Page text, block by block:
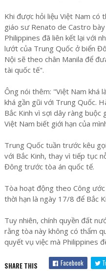
Khi được hỏi liệu Việt Nam có
giáo sư Renato de Castro
Philippines đã liên kết lại với
lướt của Trung Quốc ở biển
Nội sẽ theo chân Manila để
tài quốc tế".
Ông nói thêm: "Việt Nam khá
khá gần gũi với Trung Quốc.
Bắc Kinh vì sợi dây ràng buộc
Việt Nam biết giới hạn của
Trung Quốc tuần trước kêu
với Bắc Kinh, thay vì tiếp tục
Đông trước tòa án quốc tế.
Tòa hoạt động theo Công
thời hạn là ngày 17/8 để Bắc
Tuy nhiên, chính quyền đất
rằng tòa này không có thẩm
quyết vụ việc mà Philippines
SHARE THIS Facebook